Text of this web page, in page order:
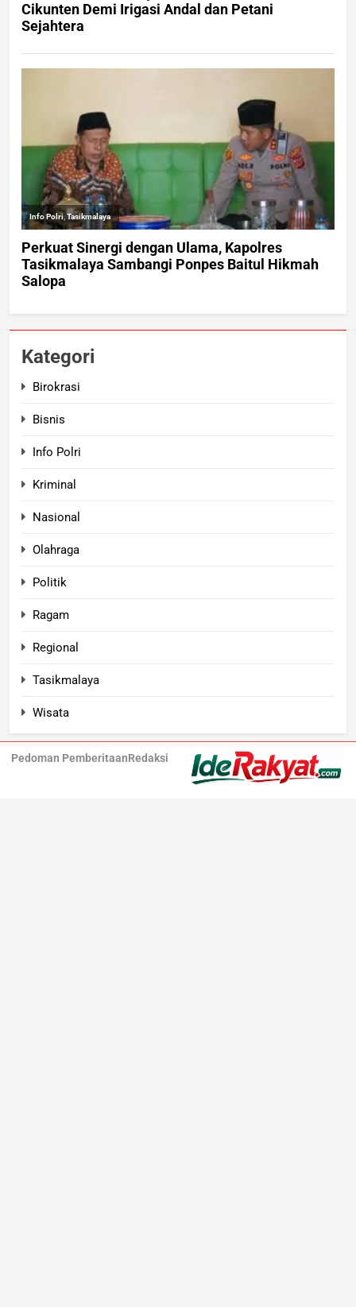
Kategori
Birokrasi
Bisnis
Info Polri
Kriminal
Nasional
Olahraga
Politik
Ragam
Regional
Tasikmalaya
Wisata
Pedoman PemberitaanRedaksi